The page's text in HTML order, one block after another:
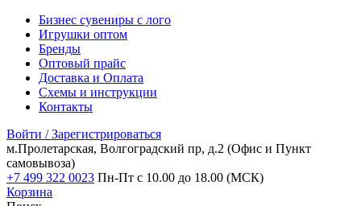
Бизнес сувениры с лого
Игрушки оптом
Бренды
Оптовый прайс
Доставка и Оплата
Схемы и инструкции
Контакты
Войти / Зарегистрироваться
м.Пролетарская, Волгоградский пр, д.2 (Офис и Пункт
самовывоза)
+7 499 322 0023 Пн-Пт с 10.00 до 18.00 (МСК)
Корзина